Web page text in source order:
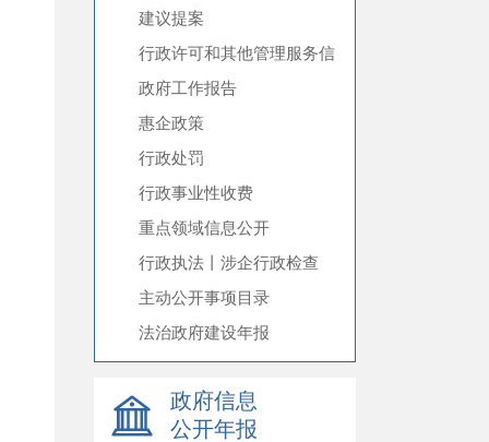
建议提案
行政许可和其他管理服务信
息
政府工作报告
惠企政策
行政处罚
行政事业性收费
重点领域信息公开
行政执法丨涉企行政检查
主动公开事项目录
法治政府建设年报
政府信息
公开年报